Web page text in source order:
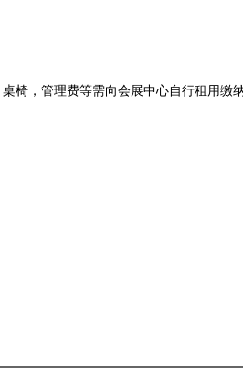
椅，管理费等需向会展中心自行租用缴